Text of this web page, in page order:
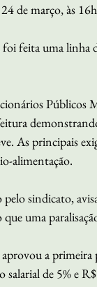
de março, às
feita uma linha
As principais
alimentação.
sindicato,
uma
a
de 5% e